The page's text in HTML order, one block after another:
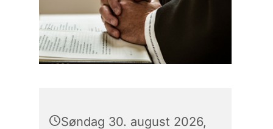
Søndag 30. august 2026,